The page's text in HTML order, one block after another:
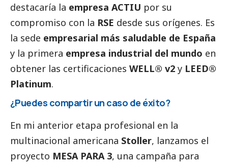
destacaría la empresa ACTIU por su
compromiso con la RSE desde sus orígenes. Es
la sede empresarial más saludable de España
y la primera empresa industrial del mundo en
obtener las certificaciones WELL® v2 y LEED®
Platinum.
¿Puedes compartir un caso de éxito?
En mi anterior etapa profesional en la
multinacional americana Stoller, lanzamos el
proyecto MESA PARA 3, una campaña para